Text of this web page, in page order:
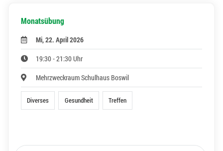
Monatsübung
Mi, 22. April 2026
19:30 - 21:30 Uhr
Mehrzweckraum Schulhaus Boswil
Diverses Gesundheit Treffen